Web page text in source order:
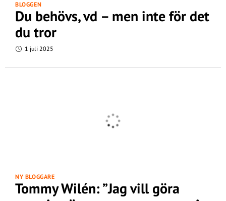
BLOGGEN
Du behövs, vd – men inte för det
du tror
1 juli 2025
NY BLOGGARE
Tommy Wilén: ”Jag vill göra